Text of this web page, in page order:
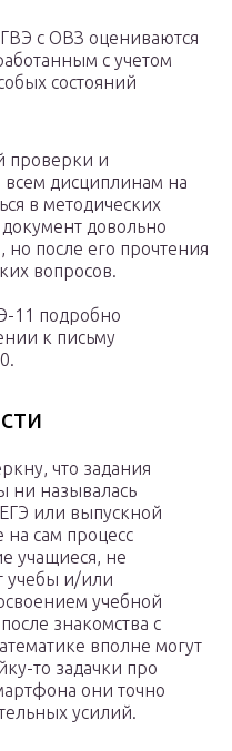
с ОВЗ оцениваются
с учетом
состояний
проверки и
всем дисциплинам на
в методических
довольно
после его прочтения
вопросов.
11 подробно
к письму
что задания
ни называлась
или выпускной
сам процесс
учащиеся, не
учебы и/или
учебной
знакомства с
вполне могут
то задачки про
они точно
усилий.